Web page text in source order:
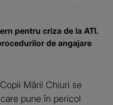
pentru criza de la ATI.
de angajare
Mării Chiuri se
pune în pericol